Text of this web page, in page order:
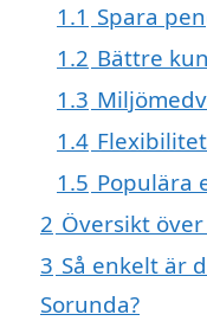
1.1 Spara
1.2 Bättre
1.3
1.4
1.5 Populära
2 Översikt
3 Så enkelt är
Sorunda?